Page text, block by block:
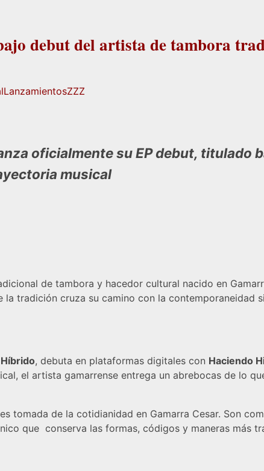
debut del artista de tambora
LanzamientosZZZ
oficialmente su EP debut, titulado
musical
de tambora y hacedor cultural nacido en
la tradición cruza su camino con la contemporaneidad
Híbrido, debuta en plataformas digitales con Haciendo
el artista gamarrense entrega un abrebocas de lo
es tomada de la cotidianidad en Gamarra Cesar. Son
que conserva las formas, códigos y maneras más